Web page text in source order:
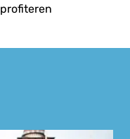
profiteren